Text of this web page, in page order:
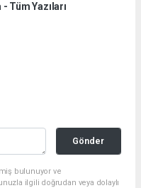
Tüm Yazıları
Gönder
bulunuyor ve
ilgili doğrudan veya dolaylı